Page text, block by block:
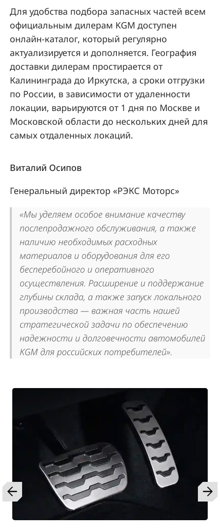
Для удобства подбора запасных частей всем
официальным дилерам KGM доступен
онлайн-каталог, который регулярно
актуализируется и дополняется. География
доставки дилерам простирается от
Калининграда до Иркутска, а сроки отгрузки
по России, в зависимости от удаленности
локации, варьируются от 1 дня по Москве и
Московской области до нескольких дней для
самых отдаленных локаций.
Виталий Осипов
Генеральный директор «РЭКС Моторс»
«Мы уделяем особое внимание качеству
послепродажного обслуживания, а также
наличию необходимых расходных
материалов и оборудования для его
бесперебойного и оперативного
осуществления. Расширение и поддержание
глубины склада, а также запуск локального
производства — важная часть нашей
стратегической задачи по обеспечению
надежности и долговечности автомобилей
KGM для российских потребителей».